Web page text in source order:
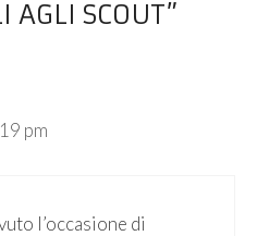
SCOUT”
pm
l’occasione di